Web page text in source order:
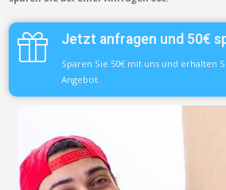
Jetzt anfragen und 50€
Sparen Sie 50€ mit uns und erhalten
Angebot.